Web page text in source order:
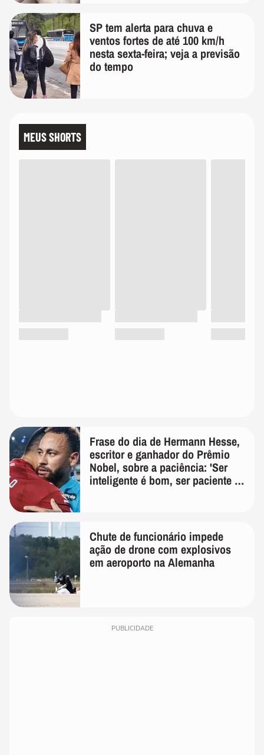
SP tem alerta para chuva e
ventos fortes de até 100 km/h
nesta sexta-feira; veja a previsão
do tempo
MEUS SHORTS
Frase do dia de Hermann Hesse,
escritor e ganhador do Prêmio
Nobel, sobre a paciência: 'Ser
inteligente é bom, ser paciente é
Chute de funcionário impede
ação de drone com explosivos
em aeroporto na Alemanha
PUBLICIDADE